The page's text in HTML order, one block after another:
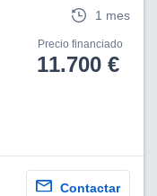
1 mes
Precio financiado
11.700 €
Contactar